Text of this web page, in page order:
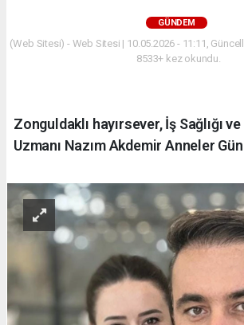
GÜNDEM
(Web Sitesi) - Web Sitesi | 10.05.2026 - 11:11,
8533+ kez okundu.
Zonguldaklı hayırsever, İş Sağlığı
Uzmanı Nazım Akdemir Anneler